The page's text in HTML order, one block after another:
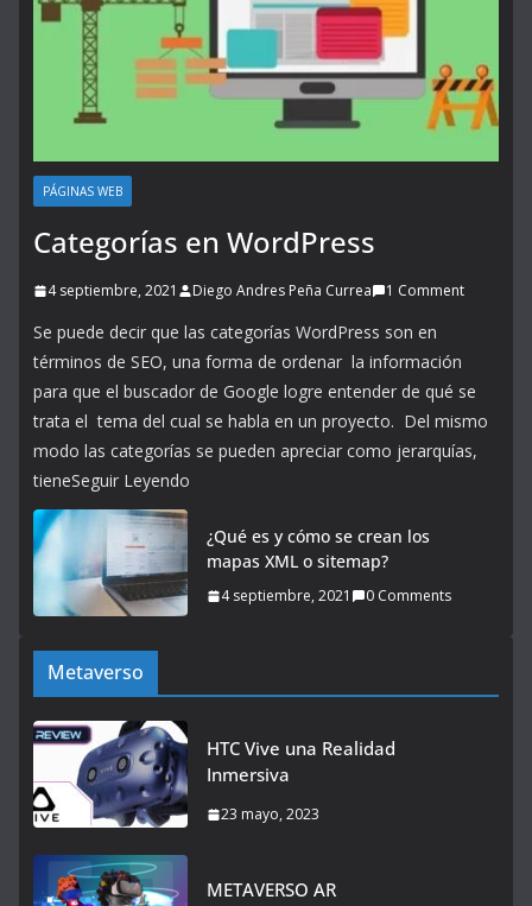
PÁGINAS WEB
Categorías en WordPress
4 septiembre, 2021 Diego Andres Peña Currea 1 Comment
Se puede decir que las categorías WordPress son en
términos de SEO, una forma de ordenar la información
para que el buscador de Google logre entender de qué se
trata el tema del cual se habla en un proyecto. Del mismo
modo las categorías se pueden apreciar como jerarquías,
tieneSeguir Leyendo
¿Qué es y cómo se crean los
mapas XML o sitemap?
4 septiembre, 2021 0 Comments
Metaverso
HTC Vive una Realidad
Inmersiva
23 mayo, 2023
METAVERSO AR